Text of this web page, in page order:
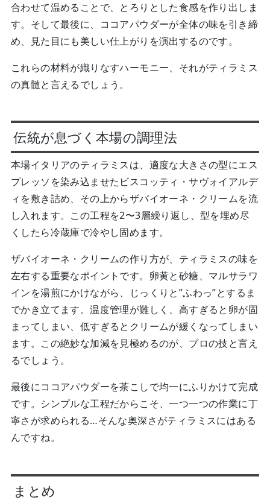
合わせて温めることで、とろりとした食感を作り出しま
す。そして最後に、ココアパウダーが全体の味を引き締
め、見た目にも美しい仕上がりを演出するのです。
これらの材料が織りなすハーモニー、それがティラミス
の真髄と言えるでしょう。
伝統が息づく本場の調理法
本場イタリアのティラミスは、適度な大きさの型にエス
プレッソを染み込ませたビスコッティ・サヴォイアルデ
ィを敷き詰め、その上からザバイオーネ・クリームを流
し入れます。この工程を2〜3層繰り返し、型を埋め尽
くしたら冷蔵庫で冷やし固めます。
ザバイオーネ・クリームの作り方が、ティラミスの味を
左右する重要なポイントです。卵黄と砂糖、マルサラワ
インを湯煎にかけながら、じっくりと”ふわっ”とするま
でかき立てます。温度管理が難しく、高すぎると卵が固
まってしまい、低すぎるとクリームが緩くなってしまい
ます。この絶妙な加減を見極めるのが、プロの技と言え
るでしょう。
最後にココアパウダーを茶こしで均一にふりかけて完成
です。シンプルな工程だからこそ、一つ一つの作業に丁
寧さが求められる…そんな奥深さがティラミスにはある
んですね。
まとめ